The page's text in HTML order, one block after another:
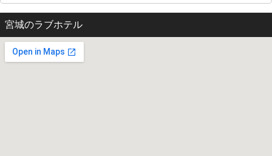
宮城のラブホテル